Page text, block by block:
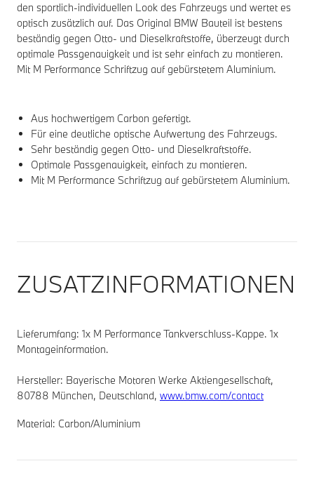
den sportlich-individuellen Look des Fahrzeugs und wertet es
optisch zusätzlich auf. Das Original BMW Bauteil ist bestens
beständig gegen Otto- und Dieselkraftstoffe, überzeugt durch
optimale Passgenauigkeit und ist sehr einfach zu montieren.
Mit M Performance Schriftzug auf gebürstetem Aluminium.
Aus hochwertigem Carbon gefertigt.
Für eine deutliche optische Aufwertung des Fahrzeugs.
Sehr beständig gegen Otto- und Dieselkraftstoffe.
Optimale Passgenauigkeit, einfach zu montieren.
Mit M Performance Schriftzug auf gebürstetem Aluminium.
ZUSATZINFORMATIONEN
Lieferumfang: 1x M Performance Tankverschluss-Kappe. 1x
Montageinformation.
Hersteller: Bayerische Motoren Werke Aktiengesellschaft,
80788 München, Deutschland, www.bmw.com/contact
Material: Carbon/Aluminium